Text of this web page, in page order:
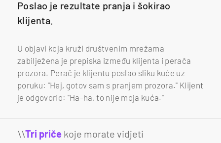
Poslao je rezultate pranja i šokirao
klijenta.
U objavi koja kruži društvenim mrežama
zabilježena je prepiska između klijenta i perača
prozora. Perač je klijentu poslao sliku kuće uz
poruku: "Hej, gotov sam s pranjem prozora." Klijent
je odgovorio: "Ha-ha, to nije moja kuća."
\\Tri priče koje morate vidjeti